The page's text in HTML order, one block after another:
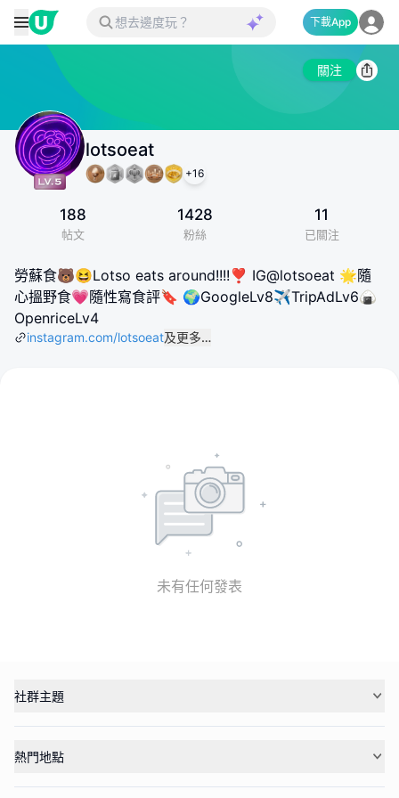
下載App
關注
lotsoeat
+16
188
帖文
1428
粉絲
11
已關注
勞蘇食🐻😆Lotso eats around!!!!❣️ IG@lotsoeat 🌟隨
心搵野食💗隨性寫食評🔖 🌍GoogleLv8✈️TripAdLv6🍙
OpenriceLv4
instagram.com/lotsoeat及更多…
未有任何發表
社群主題
熱門地點